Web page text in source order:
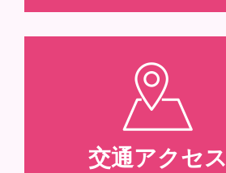
交通アクセス